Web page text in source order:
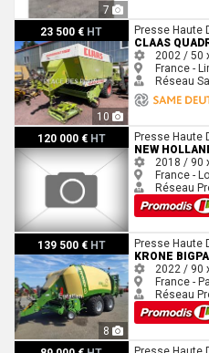
7
23 500 € HT
10
Claas QUADRANT 1150 Presse Haute
CLAAS
2002 / 50
France -
Réseau
120 000 € HT
New Holland Big Baler 1290 plus
Presse Haute
NEW
2018 / 90
France -
Réseau
139 500 € HT
8
Krone BIGPACK1290HDPVCPresse Haute
KRONE
2022 / 90
France -
Réseau
Claas 5300